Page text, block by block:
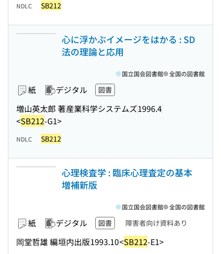
NDLC SB212
心に浮かぶイメージをはかる : SD
法の理論と応用
紙 デジタル 図書
増山英太郎 著産業科学システムズ1996.4
<SB212-G1>
国立国会図書館 全国の図書館
NDLC SB212
心理検査学 : 臨床心理査定の基本
増補新版
紙 デジタル 図書 障害者向け資料あり
岡堂哲雄 編垣内出版1993.10<SB212-E1>
国立国会図書館 全国の図書館